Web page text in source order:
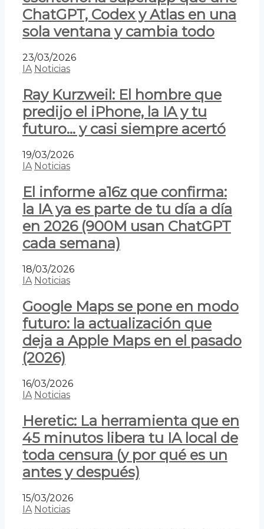
ChatGPT, Codex y Atlas en una
sola ventana y cambia todo
23/03/2026
IA Noticias
Ray Kurzweil: El hombre que
predijo el iPhone, la IA y tu
futuro… y casi siempre acertó
19/03/2026
IA Noticias
El informe a16z que confirma:
la IA ya es parte de tu día a día
en 2026 (900M usan ChatGPT
cada semana)
18/03/2026
IA Noticias
Google Maps se pone en modo
futuro: la actualización que
deja a Apple Maps en el pasado
(2026)
16/03/2026
IA Noticias
Heretic: La herramienta que en
45 minutos libera tu IA local de
toda censura (y por qué es un
antes y después)
15/03/2026
IA Noticias